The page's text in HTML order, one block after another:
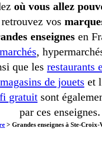
où vous allez
vos
enseignes en
,
que les restaurants
magasins de jouets et
gratuit sont
par ces enseignes.
> Grandes enseignes à Ste-